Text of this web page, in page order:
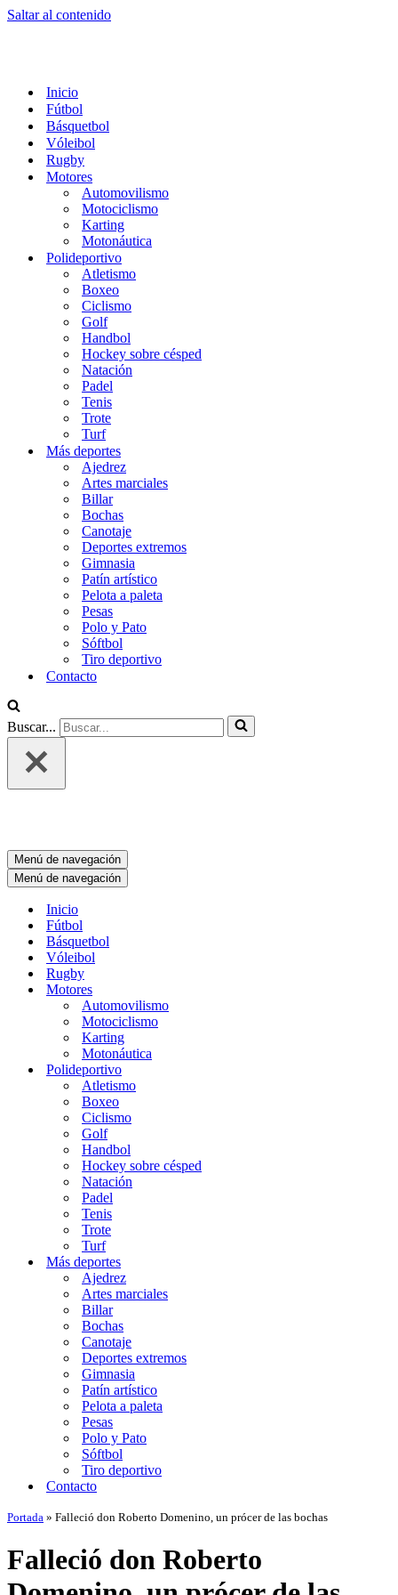
Saltar al contenido
Inicio
Fútbol
Básquetbol
Vóleibol
Rugby
Motores
Automovilismo
Motociclismo
Karting
Motonáutica
Polideportivo
Atletismo
Boxeo
Ciclismo
Golf
Handbol
Hockey sobre césped
Natación
Padel
Tenis
Trote
Turf
Más deportes
Ajedrez
Artes marciales
Billar
Bochas
Canotaje
Deportes extremos
Gimnasia
Patín artístico
Pelota a paleta
Pesas
Polo y Pato
Sóftbol
Tiro deportivo
Contacto
Buscar...
Menú de navegación
Menú de navegación
Inicio
Fútbol
Básquetbol
Vóleibol
Rugby
Motores
Automovilismo
Motociclismo
Karting
Motonáutica
Polideportivo
Atletismo
Boxeo
Ciclismo
Golf
Handbol
Hockey sobre césped
Natación
Padel
Tenis
Trote
Turf
Más deportes
Ajedrez
Artes marciales
Billar
Bochas
Canotaje
Deportes extremos
Gimnasia
Patín artístico
Pelota a paleta
Pesas
Polo y Pato
Sóftbol
Tiro deportivo
Contacto
Portada » Falleció don Roberto Domenino, un prócer de las bochas
Falleció don Roberto